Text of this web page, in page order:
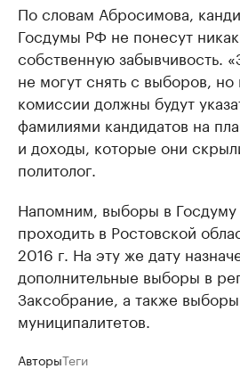
По словам Абросимова,
Госдумы РФ не понесут
собственную забывчивость.
не могут снять с выборов, но
комиссии должны будут
фамилиями кандидатов на
и доходы, которые они
политолог.
Напомним, выборы в
проходить в Ростовской
2016 г. На эту же дату
дополнительные выборы в
Заксобрание, а также выборы
муниципалитетов.
АвторыТеги